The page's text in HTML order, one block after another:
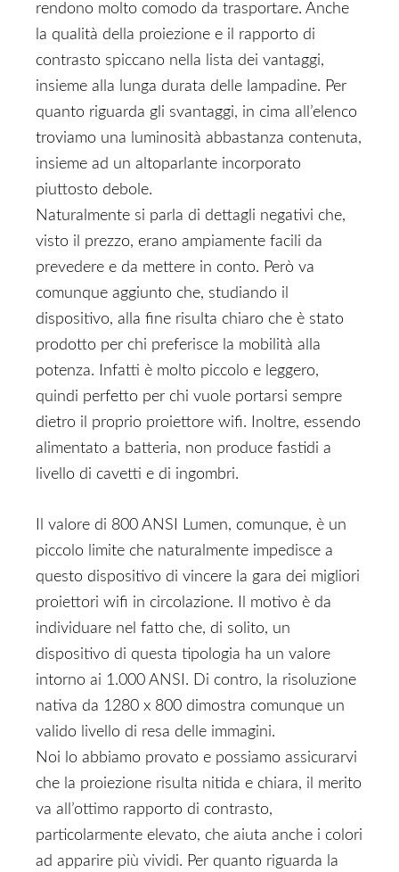
rendono molto comodo da trasportare. Anche
la qualità della proiezione e il rapporto di
contrasto spiccano nella lista dei vantaggi,
insieme alla lunga durata delle lampadine. Per
quanto riguarda gli svantaggi, in cima all’elenco
troviamo una luminosità abbastanza contenuta,
insieme ad un altoparlante incorporato
piuttosto debole.
Naturalmente si parla di dettagli negativi che,
visto il prezzo, erano ampiamente facili da
prevedere e da mettere in conto. Però va
comunque aggiunto che, studiando il
dispositivo, alla fine risulta chiaro che è stato
prodotto per chi preferisce la mobilità alla
potenza. Infatti è molto piccolo e leggero,
quindi perfetto per chi vuole portarsi sempre
dietro il proprio proiettore wifi. Inoltre, essendo
alimentato a batteria, non produce fastidi a
livello di cavetti e di ingombri.
Il valore di 800 ANSI Lumen, comunque, è un
piccolo limite che naturalmente impedisce a
questo dispositivo di vincere la gara dei migliori
proiettori wifi in circolazione. Il motivo è da
individuare nel fatto che, di solito, un
dispositivo di questa tipologia ha un valore
intorno ai 1.000 ANSI. Di contro, la risoluzione
nativa da 1280 x 800 dimostra comunque un
valido livello di resa delle immagini.
Noi lo abbiamo provato e possiamo assicurarvi
che la proiezione risulta nitida e chiara, il merito
va all’ottimo rapporto di contrasto,
particolarmente elevato, che aiuta anche i colori
ad apparire più vividi. Per quanto riguarda la